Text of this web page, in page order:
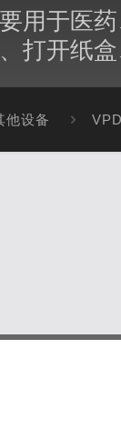
用于医
打开纸
他设备